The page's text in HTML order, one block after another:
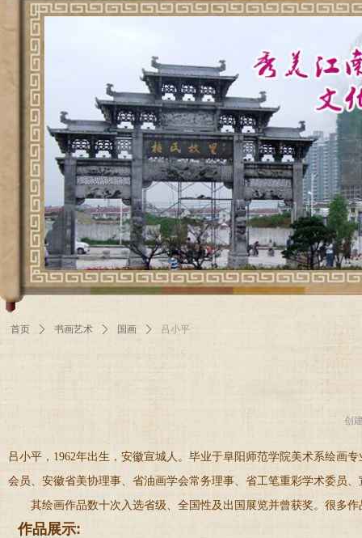
吕小平，1962年出生，安徽宣城人。毕业于阜阳师范学院美术系绘画
会员、安徽省美协理事、省油画学会常务理事、省工笔重彩学术委员
其绘画作品数十次入选省级、全国性及出国展览并曾获奖。很多作
作品展示:
创
首页 ꄲ 书画艺术 ꄲ 国画 ꄲ 吕小平